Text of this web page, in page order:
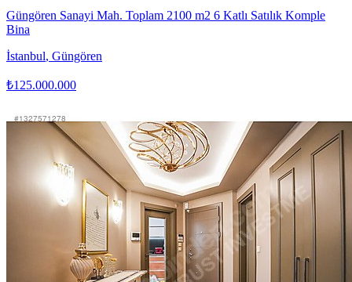
Güngören Sanayi Mah. Toplam 2100 m2 6 Katlı Satılık Komple
Bina
İstanbul, Güngören
₺125.000.000